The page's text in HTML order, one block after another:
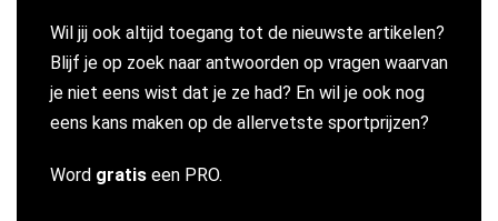
Wil jij ook altijd toegang tot de nieuwste artikelen?
Blijf je op zoek naar antwoorden op vragen waarvan
je niet eens wist dat je ze had? En wil je ook nog
eens kans maken op de allervetste sportprijzen?
Word gratis een PRO.